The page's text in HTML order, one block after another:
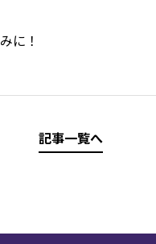
に！
記事一覧へ